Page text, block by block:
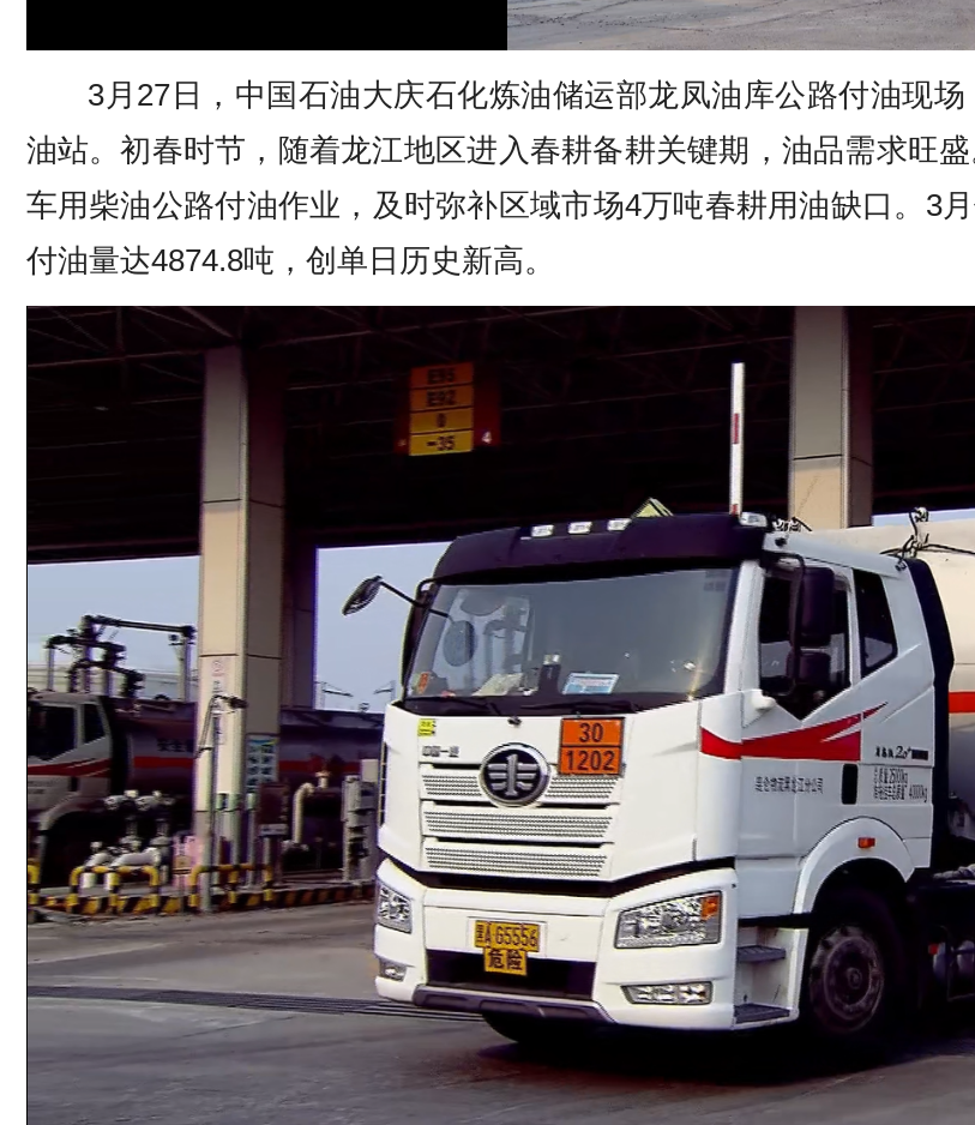
3月27日，中国石油大庆石化炼油储运部龙凤油库公路付油现
油站。初春时节，随着龙江地区进入春耕备耕关键期，油品需求旺
车用柴油公路付油作业，及时弥补区域市场4万吨春耕用油缺口。3
付油量达4874.8吨，创单日历史新高。